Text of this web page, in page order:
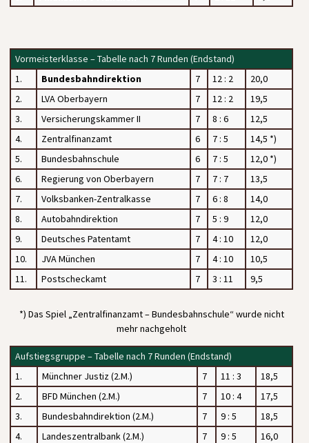
Vormeisterklasse – Tabelle nach 7 Runden (Endstand)
1.
Bundesbahndirektion 7 12 : 2
20,0
2.
LVA Oberbayern 7 12 : 2
19,5
3.
Versicherungskammer II 7 8 : 6
12,5
4.
Zentralfinanzamt 6 7 : 5
14,5 *)
5.
Bundesbahnschule 6 7 : 5
12,0 *)
6.
Regierung von Oberbayern 7 7 : 7
13,5
7.
Volksbanken-Zentralkasse 7 6 : 8
14,0
8.
Autobahndirektion 7 5 : 9
12,0
9.
Deutsches Patentamt 7 4 : 10
12,0
10.
JVA München 7 4 : 10
10,5
11.
Postscheckamt 7 3 : 11 9,5
*) Das Spiel „Zentralfinanzamt – Bundesbahnschule“ wurde nicht
mehr nachgeholt
Aufstiegsgruppe – Tabelle nach 7 Runden (Endstand)
1.
Münchner Justiz (2.M.) 7 11 : 3
18,5
2.
BFD München (2.M.) 7 10 : 4
17,5
3.
Bundesbahndirektion (2.M.) 7 9 : 5
18,5
4.
Landeszentralbank (2.M.) 7 9 : 5
16,0